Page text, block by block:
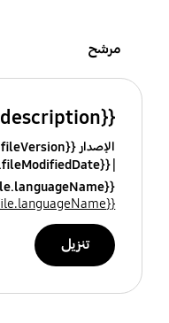
مرشح
{{file.description}}
الإصدار {{file.fileVersion}}
{{file.fileModifiedDate}}
{{file.languageName}}
{{file.languageName}}
تنزيل